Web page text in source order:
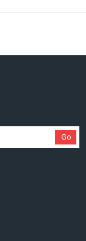
Go